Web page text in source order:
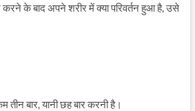
के बाद अपने शरीर में क्या परिवर्तन हुआ है, उसे
बार, यानी छह बार करनी है।